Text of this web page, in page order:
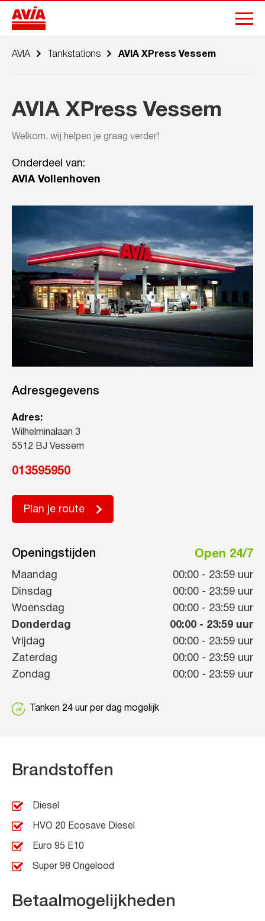
AVIA Tankstations AVIA XPress Vessem
AVIA XPress Vessem
Welkom, wij helpen je graag verder!
Onderdeel van:
AVIA Vollenhoven
Adresgegevens
Adres:
Wilhelminalaan 3
5512 BJ Vessem
013595950
Plan je route
Openingstijden Open 24/7
Maandag 00:00 - 23:59 uur
Dinsdag
00:00 - 23:59 uur
Woensdag
00:00 - 23:59 uur
Donderdag
00:00 - 23:59 uur
Vrijdag
00:00 - 23:59 uur
Zaterdag
00:00 - 23:59 uur
Zondag
00:00 - 23:59 uur
Tanken 24 uur per dag mogelijk
Brandstoffen
Diesel
HVO 20 Ecosave Diesel
Euro 95 E10
Super 98 Ongelood
Betaalmogelijkheden